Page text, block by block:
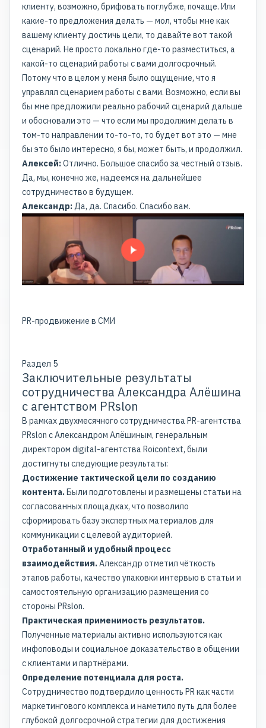
клиенту, возможно, брифовать поглубже, почаще. Или
какие-то предложения делать — мол, чтобы мне как
вашему клиенту достичь цели, то давайте вот такой
сценарий. Не просто локально где-то разместиться, а
какой-то сценарий работы с вами долгосрочный.
Потому что в целом у меня было ощущение, что я
управлял сценарием работы с вами. Возможно, если вы
бы мне предложили реально рабочий сценарий дальше
и обосновали это — что если мы продолжим делать в
том-то направлении то-то-то, то будет вот это — мне
бы это было интересно, я бы, может быть, и продолжил.
Алексей:Отлично. Большое спасибо за честный отзыв.
Да, мы, конечно же, надеемся на дальнейшее
сотрудничество в будущем.
Александр: Да, да. Спасибо. Спасибо вам.
PR-продвижение в СМИ
Раздел 5
Заключительные результаты
сотрудничества Александра Алёшина
с агентством PRslon
В рамках двухмесячного сотрудничества PR-агентства
PRslon с Александром Алёшиным, генеральным
директором digital-агентства Roicontext, были
достигнуты следующие результаты:
Достижение тактической цели по созданию
контента.Были подготовлены и размещены статьи на
согласованных площадках, что позволило
сформировать базу экспертных материалов для
коммуникации с целевой аудиторией.
Отработанный и удобный процесс
взаимодействия.Александр отметил чёткость
этапов работы, качество упаковки интервью в статьи и
самостоятельную организацию размещения со
стороны PRslon.
Практическая применимость результатов.
Полученные материалы активно используются как
инфоповоды и социальное доказательство в общении
с клиентами и партнёрами.
Определение потенциала для роста.
Сотрудничество подтвердило ценность PR как части
маркетингового комплекса и наметило путь для более
глубокой долгосрочной стратегии для достижения